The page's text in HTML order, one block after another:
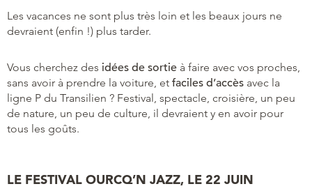
Les vacances ne sont plus très loin et les beaux jours ne
devraient (enfin !) plus tarder.
Vous cherchez des idées de sortie à faire avec vos proches,
sans avoir à prendre la voiture, et faciles d’accès avec la
ligne P du Transilien ? Festival, spectacle, croisière, un peu
de nature, un peu de culture, il devraient y en avoir pour
tous les goûts.
LE FESTIVAL OURCQ’N JAZZ, LE 22 JUIN